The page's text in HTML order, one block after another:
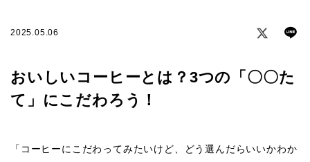
2025.05.06
おいしいコーヒーとは？3つの「〇〇た
て」にこだわろう！
「コーヒーにこだわってみたいけど、どう選んだらいいかわか